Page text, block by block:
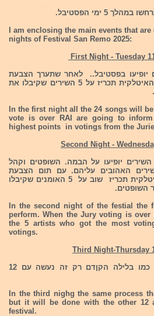
5 ימי הפסטיבל.
I am enclosing the main events that
nights of Festival San Remo 2025:
כל 24 השירים יופיעו בפסטיבל.. לאחר שתערך הצבעת
חבר השופטים רשות השיגור האיטלקית תכריז על 5 השירים שקיבלו את
In the first night all the 24 songs will
vote is over RAI are going to
highest points in votings from the
ביום השני של הפסטיבל 12 השירים יופיעו על הבמה. השופטים וקהל
האהובים עליהם. עם תום הצבעת
השופטים , רשות השידור האיטלקית תכריז שוב על 5 האומנים שקיבלו
השופטים.
In the second night of the festial the
perform. When the Jury voting is
the 5 artists who got the most
votings.
בלילה השלישי תהליך זהה כמו בלילה הקןדם רק זה נעשה עם 12
In the third nighg the same process
but it will be done with the other 12
festival.